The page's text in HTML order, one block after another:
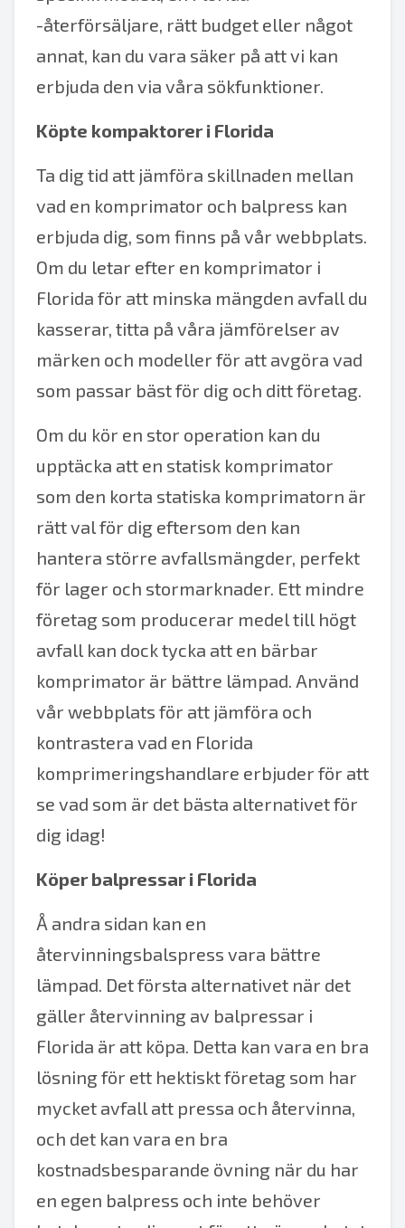
-återförsäljare, rätt budget eller något
annat, kan du vara säker på att vi kan
erbjuda den via våra sökfunktioner.
Köpte kompaktorer i Florida
Ta dig tid att jämföra skillnaden mellan
vad en komprimator och balpress kan
erbjuda dig, som finns på vår webbplats.
Om du letar efter en komprimator i
Florida för att minska mängden avfall du
kasserar, titta på våra jämförelser av
märken och modeller för att avgöra vad
som passar bäst för dig och ditt företag.
Om du kör en stor operation kan du
upptäcka att en statisk komprimator
som den korta statiska komprimatorn är
rätt val för dig eftersom den kan
hantera större avfallsmängder, perfekt
för lager och stormarknader. Ett mindre
företag som producerar medel till högt
avfall kan dock tycka att en bärbar
komprimator är bättre lämpad. Använd
vår webbplats för att jämföra och
kontrastera vad en Florida
komprimeringshandlare erbjuder för att
se vad som är det bästa alternativet för
dig idag!
Köper balpressar i Florida
Å andra sidan kan en
återvinningsbalspress vara bättre
lämpad. Det första alternativet när det
gäller återvinning av balpressar i
Florida är att köpa. Detta kan vara en bra
lösning för ett hektiskt företag som har
mycket avfall att pressa och återvinna,
och det kan vara en bra
kostnadsbesparande övning när du har
en egen balpress och inte behöver